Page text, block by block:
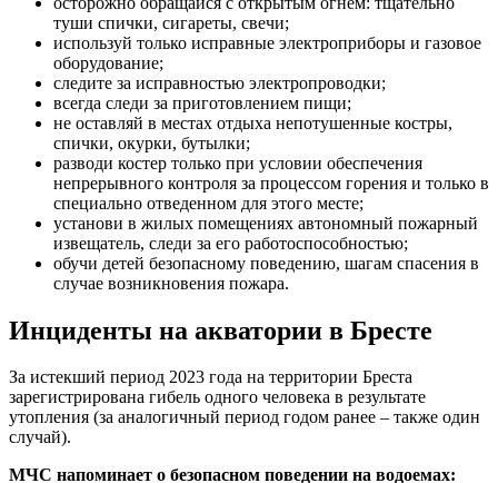
туши спички, сигареты, свечи;
используй только исправные электроприборы и газовое
оборудование;
следите за исправностью электропроводки;
всегда следи за приготовлением пищи;
не оставляй в местах отдыха непотушенные костры,
спички, окурки, бутылки;
разводи костер только при условии обеспечения
непрерывного контроля за процессом горения и только в
специально отведенном для этого месте;
установи в жилых помещениях автономный пожарный
извещатель, следи за его работоспособностью;
обучи детей безопасному поведению, шагам спасения в
случае возникновения пожара.
Инциденты на акватории в Бресте
За истекший период 2023 года на территории Бреста
зарегистрирована гибель одного человека в результате
утопления (за аналогичный период годом ранее – также один
случай).
МЧС напоминает о безопасном поведении на водоемах: